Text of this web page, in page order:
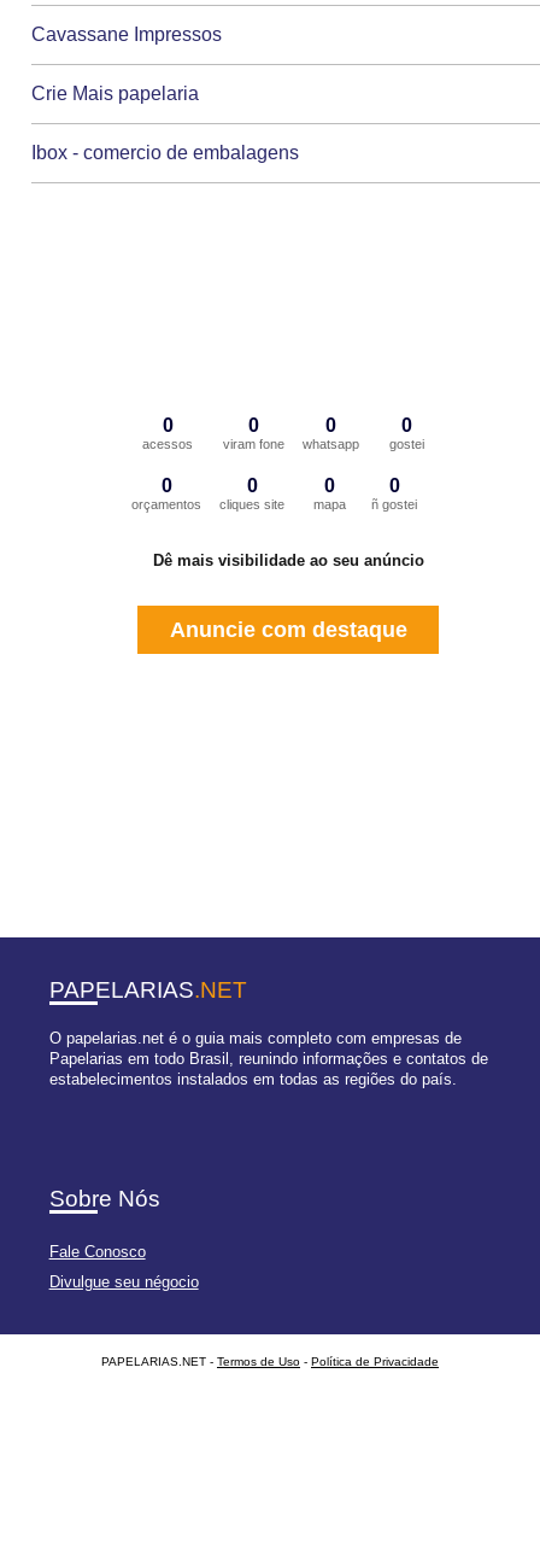
Cavassane Impressos
Crie Mais papelaria
Ibox - comercio de embalagens
0
acessos
0
viram fone
0
whatsapp
0
gostei
0
orçamentos
0
cliques site
0
mapa
0
ñ gostei
Dê mais visibilidade ao seu anúncio
Anuncie com destaque
PAPELARIAS.NET
O papelarias.net é o guia mais completo com empresas de
Papelarias em todo Brasil, reunindo informações e contatos de
estabelecimentos instalados em todas as regiões do país.
Sobre Nós
Fale Conosco
Divulgue seu négocio
PAPELARIAS.NET - Termos de Uso - Política de Privacidade